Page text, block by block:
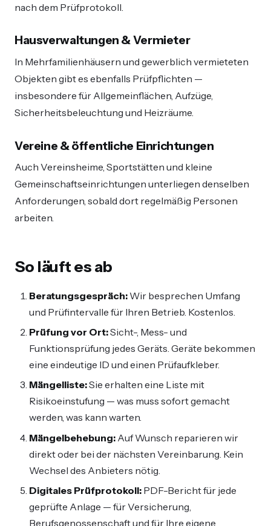
nach dem Prüfprotokoll.
Hausverwaltungen & Vermieter
In Mehrfamilienhäusern und gewerblich vermieteten
Objekten gibt es ebenfalls Prüfpflichten —
insbesondere für Allgemeinflächen, Aufzüge,
Sicherheitsbeleuchtung und Heizräume.
Vereine & öffentliche Einrichtungen
Auch Vereinsheime, Sportstätten und kleine
Gemeinschaftseinrichtungen unterliegen denselben
Anforderungen, sobald dort regelmäßig Personen
arbeiten.
So läuft es ab
Beratungsgespräch: Wir besprechen Umfang
und Prüfintervalle für Ihren Betrieb. Kostenlos.
Prüfung vor Ort:Sicht-, Mess- und
Funktionsprüfung jedes Geräts. Geräte bekommen
eine eindeutige ID und einen Prüfaufkleber.
Mängelliste:Sie erhalten eine Liste mit
Risikoeinstufung — was muss sofort gemacht
werden, was kann warten.
Mängelbehebung: Auf Wunsch reparieren wir
direkt oder bei der nächsten Vereinbarung. Kein
Wechsel des Anbieters nötig.
Digitales Prüfprotokoll: PDF-Bericht für jede
geprüfte Anlage — für Versicherung,
Berufsgenossenschaft und für Ihre eigene